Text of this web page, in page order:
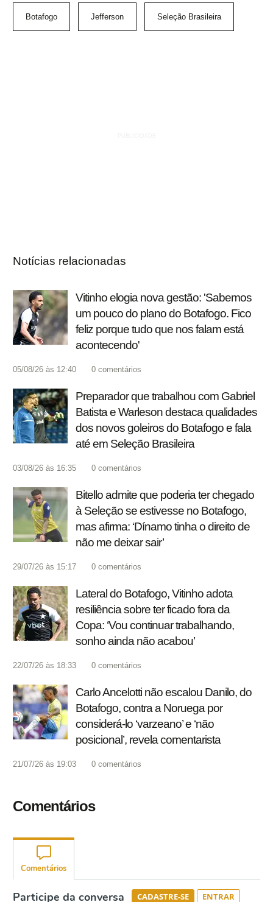
Botafogo Jefferson Seleção Brasileira
Notícias relacionadas
Vitinho elogia nova gestão: 'Sabemos
um pouco do plano do Botafogo. Fico
feliz porque tudo que nos falam está
acontecendo'
05/08/26 às 12:40 0 comentários
Preparador que trabalhou com Gabriel
Batista e Warleson destaca qualidades
dos novos goleiros do Botafogo e fala
até em Seleção Brasileira
03/08/26 às 16:35 0 comentários
Bitello admite que poderia ter chegado
à Seleção se estivesse no Botafogo,
mas afirma: ‘Dínamo tinha o direito de
não me deixar sair’
29/07/26 às 15:17 0 comentários
Lateral do Botafogo, Vitinho adota
resiliência sobre ter ficado fora da
Copa: ‘Vou continuar trabalhando,
sonho ainda não acabou’
22/07/26 às 18:33 0 comentários
Carlo Ancelotti não escalou Danilo, do
Botafogo, contra a Noruega por
considerá-lo ‘varzeano’ e ‘não
posicional’, revela comentarista
21/07/26 às 19:03 0 comentários
Comentários